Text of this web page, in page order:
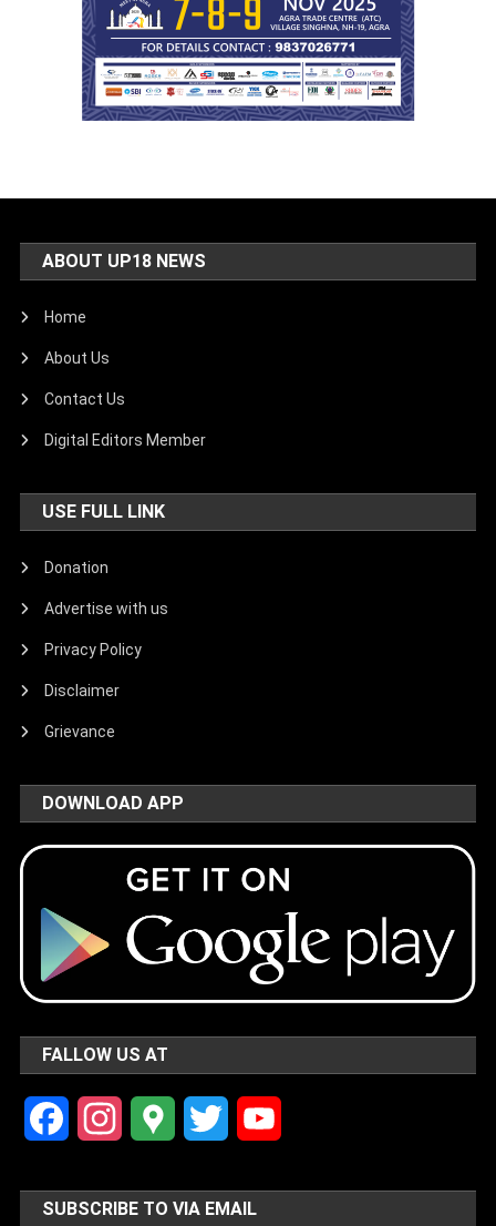
ABOUT UP18 NEWS
Home
About Us
Contact Us
Digital Editors Member
USE FULL LINK
Donation
Advertise with us
Privacy Policy
Disclaimer
Grievance
DOWNLOAD APP
FALLOW US AT
FacebookInstagramGoogle Twitter
SUBSCRIBE TO VIA EMAIL